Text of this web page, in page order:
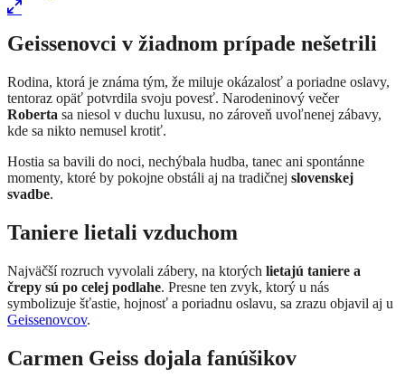
Geissenovci v žiadnom prípade nešetrili
Rodina, ktorá je známa tým, že miluje okázalosť a poriadne oslavy,
tentoraz opäť potvrdila svoju povesť. Narodeninový večer
Roberta sa niesol v duchu luxusu, no zároveň uvoľnenej zábavy,
kde sa nikto nemusel krotiť.
Hostia sa bavili do noci, nechýbala hudba, tanec ani spontánne
momenty, ktoré by pokojne obstáli aj na tradičnej slovenskej
svadbe.
Taniere lietali vzduchom
Najväčší rozruch vyvolali zábery, na ktorých lietajú taniere a
črepy sú po celej podlahe. Presne ten zvyk, ktorý u nás
symbolizuje šťastie, hojnosť a poriadnu oslavu, sa zrazu objavil aj u
Geissenovcov.
Carmen Geiss dojala fanúšikov